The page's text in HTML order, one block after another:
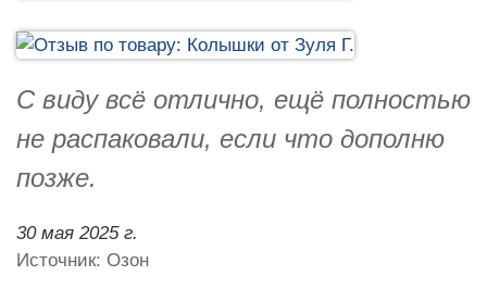
С виду всё отлично, ещё полностью
не распаковали, если что дополню
позже.
30 мая 2025 г.
Источник: Озон